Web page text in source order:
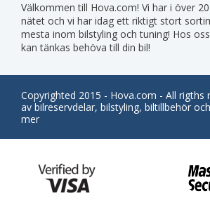
Välkommen till Hova.com! Vi har i över
nätet och vi har idag ett riktigt stort
mesta inom bilstyling och tuning! Hos
kan tänkas behöva till din bil!
Copyrighted 2015 - Hova.com - All rigths
av bilreservdelar, bilstyling, biltillbehör
mer